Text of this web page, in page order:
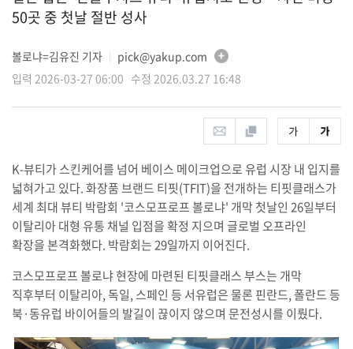
50곳 중 첫날 절반 성사
볼로냐=김유진 기자
pick@yakup.com
입력 2026-03-27 06:00 수정 2026.03.27 16:48
K-뷰티가 스킨케어를 넘어 베이스 메이크업으로 유럽 시장 내 입지를
넓혀가고 있다. 화장품 브랜드 티핏(TFIT)을 전개하는 티핏클래스가
세계 최대 뷰티 박람회 '코스모프로프 볼로냐' 개막 첫날인 26일부터
이탈리아 대형 유통 채널 입점을 확정 지으며 글로벌 오프라인
확장을 본격화했다. 박람회는 29일까지 이어진다.
코스모프로프 볼로냐 현장에 마련된 티핏클래스 부스는 개막
직후부터 이탈리아, 독일, 스페인 등 서유럽은 물론 핀란드, 폴란드 등
북·동유럽 바이어들의 발길이 끊이지 않으며 문전성시를 이뤘다.